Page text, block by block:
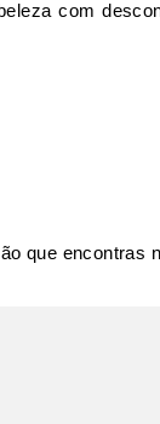
com
que encontras